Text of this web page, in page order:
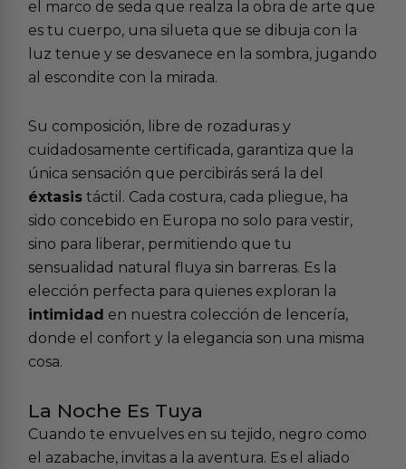
el marco de seda que realza la obra de arte que
es tu cuerpo, una silueta que se dibuja con la
luz tenue y se desvanece en la sombra, jugando
al escondite con la mirada.
Su composición, libre de rozaduras y
cuidadosamente certificada, garantiza que la
única sensación que percibirás será la del
éxtasis táctil. Cada costura, cada pliegue, ha
sido concebido en Europa no solo para vestir,
sino para liberar, permitiendo que tu
sensualidad natural fluya sin barreras. Es la
elección perfecta para quienes exploran la
intimidad en nuestra colección de lencería,
donde el confort y la elegancia son una misma
cosa.
La Noche Es Tuya
Cuando te envuelves en su tejido, negro como
el azabache, invitas a la aventura. Es el aliado